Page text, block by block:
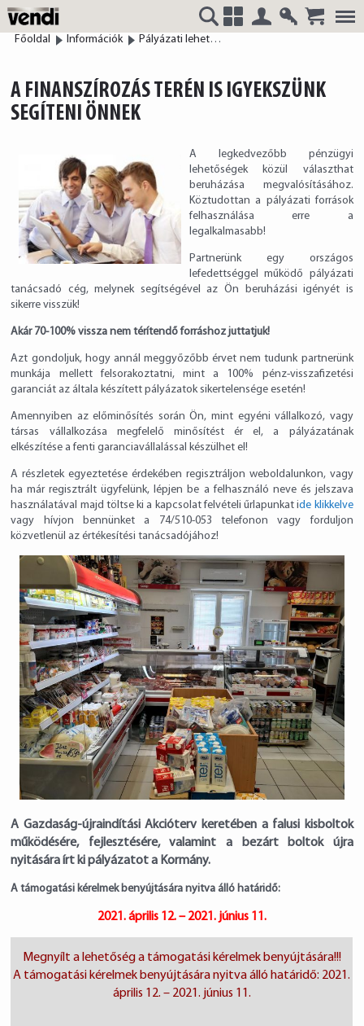
VENDI
Kft.
Főoldal Információk Pályázati lehetőség
A FINANSZÍROZÁS TERÉN IS IGYEKSZÜNK
SEGÍTENI ÖNNEK
A legkedvezőbb pénzügyi
lehetőségek közül választhat
beruházása megvalósításához.
Köztudottan a pályázati források
felhasználása erre a
legalkalmasabb!
Partnerünk egy országos
lefedettséggel működő pályázati
tanácsadó cég, melynek segítségével az Ön beruházási igényét is
sikerre visszük!
Akár 70-100% vissza nem térítendő forráshoz juttatjuk!
Azt gondoljuk, hogy annál meggyőzőbb érvet nem tudunk partnerünk
munkája mellett felsorakoztatni, mint a 100% pénz-visszafizetési
garanciát az általa készített pályázatok sikertelensége esetén!
Amennyiben az előminősítés során Ön, mint egyéni vállalkozó, vagy
társas vállalkozása megfelelő minősítést ér el, a pályázatának
elkészítése a fenti garanciavállalással készülhet el!
A részletek egyeztetése érdekében regisztráljon weboldalunkon, vagy
ha már regisztrált ügyfelünk, lépjen be a felhasználó neve és jelszava
használatával majd töltse ki a kapcsolat felvételi űrlapunkat ide klikkelve
vagy hívjon bennünket a 74/510-053 telefonon vagy forduljon
közvetlenül az értékesítési tanácsadójához!
A Gazdaság-újraindítási Akcióterv keretében a falusi kisboltok
működésére, fejlesztésére, valamint a bezárt boltok újra
nyitására írt ki pályázatot a Kormány.
A támogatási kérelmek benyújtására nyitva álló határidő:
2021. április 12. – 2021. június 11.
Megnyílt a lehetőség a támogatási kérelmek benyújtására!!!
A támogatási kérelmek benyújtására nyitva álló határidő: 2021.
április 12. – 2021. június 11.